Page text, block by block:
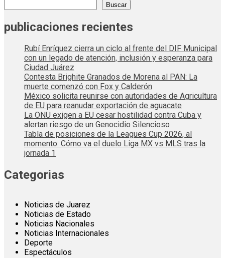
Buscar
publicaciones recientes
Rubí Enríquez cierra un ciclo al frente del DIF Municipal
con un legado de atención, inclusión y esperanza para
Ciudad Juárez
Contesta Brighite Granados de Morena al PAN: La
muerte comenzó con Fox y Calderón
México solicita reunirse con autoridades de Agricultura
de EU para reanudar exportación de aguacate
La ONU exigen a EU cesar hostilidad contra Cuba y
alertan riesgo de un Genocidio Silencioso
Tabla de posiciones de la Leagues Cup 2026, al
momento: Cómo va el duelo Liga MX vs MLS tras la
jornada 1
Categorias
Noticias de Juarez
Noticias de Estado
Noticias Nacionales
Noticias Internacionales
Deporte
Espectáculos